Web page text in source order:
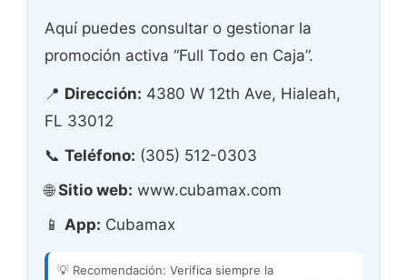
Aquí puedes consultar o gestionar la
promoción activa “Full Todo en Caja”.
📍 Dirección: 4380 W 12th Ave, Hialeah,
FL 33012
📞 Teléfono: (305) 512-0303
🌐Sitio web: www.cubamax.com
📱 App: Cubamax
💡 Recomendación: Verifica siempre la